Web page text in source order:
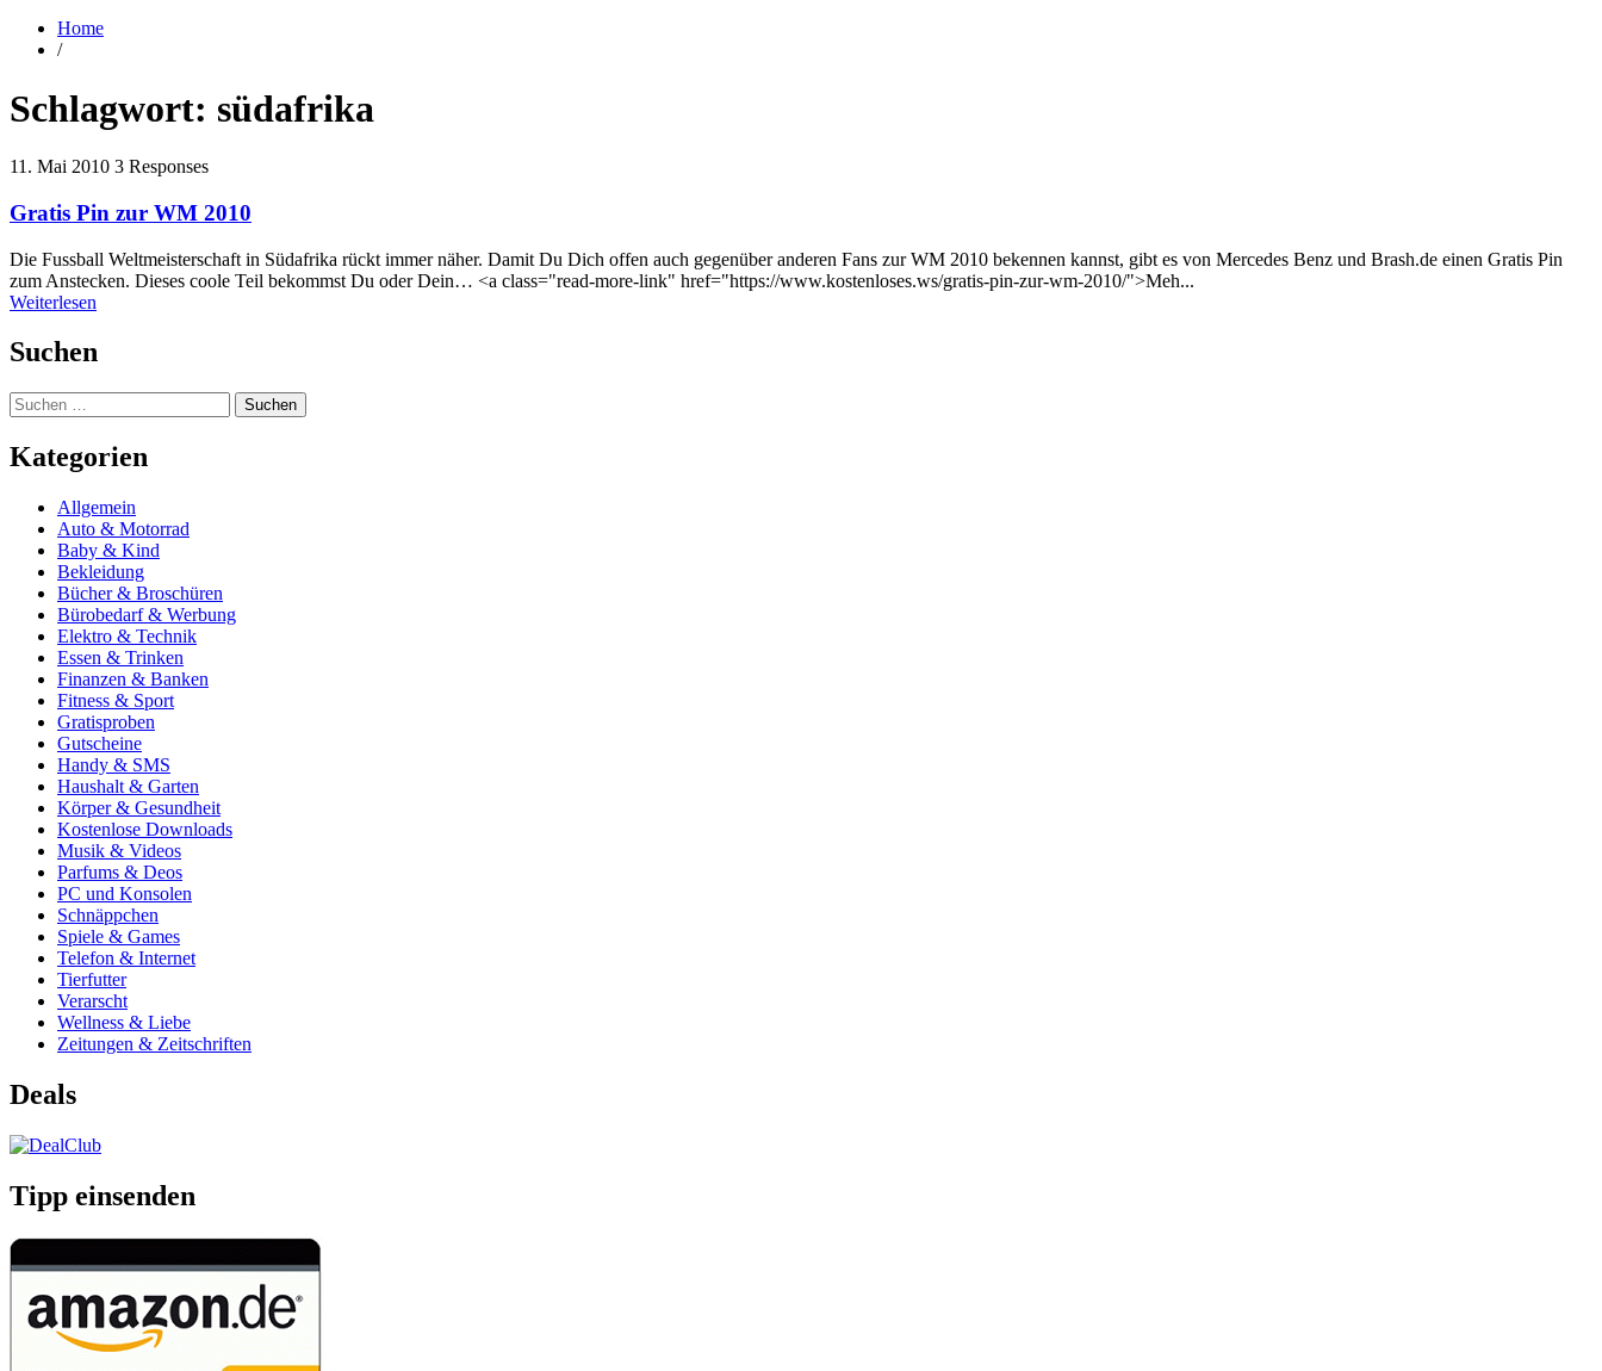
Home
/
Schlagwort: südafrika
11. Mai 2010 3 Responses
Gratis Pin zur WM 2010
Die Fussball Weltmeisterschaft in Südafrika rückt immer näher. Damit Du Dich offen auch gegenüber anderen Fans zur WM 2010 bekennen kannst, gibt es von Mercedes Benz und Brash.de einen Gratis Pin
zum Anstecken. Dieses coole Teil bekommst Du oder Dein… <a class="read-more-link" href="https://www.kostenloses.ws/gratis-pin-zur-wm-2010/">Meh...
Weiterlesen
Suchen
Suchen
nach:
Kategorien
Allgemein
Auto & Motorrad
Baby & Kind
Bekleidung
Bücher & Broschüren
Bürobedarf & Werbung
Elektro & Technik
Essen & Trinken
Finanzen & Banken
Fitness & Sport
Gratisproben
Gutscheine
Handy & SMS
Haushalt & Garten
Körper & Gesundheit
Kostenlose Downloads
Musik & Videos
Parfums & Deos
PC und Konsolen
Schnäppchen
Spiele & Games
Telefon & Internet
Tierfutter
Verarscht
Wellness & Liebe
Zeitungen & Zeitschriften
Deals
Tipp einsenden